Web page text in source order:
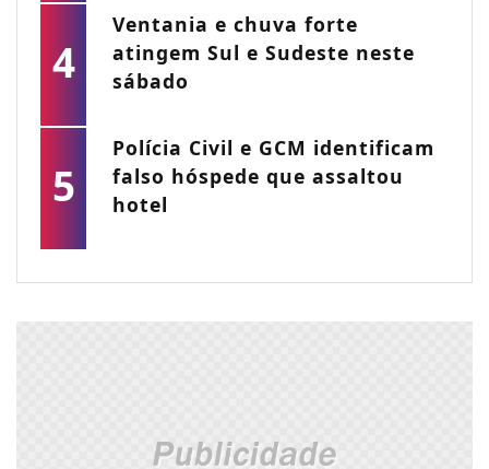
4
Ventania e chuva forte
atingem Sul e Sudeste neste
sábado
5
Polícia Civil e GCM identificam
falso hóspede que assaltou
hotel